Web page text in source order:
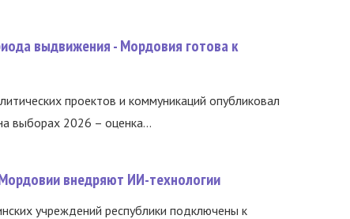
выдвижения - Мордовия готова к
проектов и коммуникаций опубликовал
выборах 2026 – оценка...
внедряют ИИ-технологии
учреждений республики подключены к